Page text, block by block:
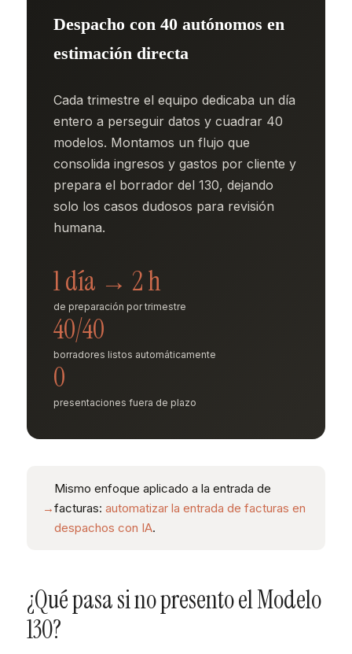
Despacho con 40 autónomos en
estimación directa
Cada trimestre el equipo dedicaba un día
entero a perseguir datos y cuadrar 40
modelos. Montamos un flujo que
consolida ingresos y gastos por cliente y
prepara el borrador del 130, dejando
solo los casos dudosos para revisión
humana.
1 día → 2 h
de preparación por trimestre
40/40
borradores listos automáticamente
0
presentaciones fuera de plazo
→
Mismo enfoque aplicado a la entrada de
facturas: automatizar la entrada de facturas en
despachos con IA.
¿Qué pasa si no presento el Modelo
130?